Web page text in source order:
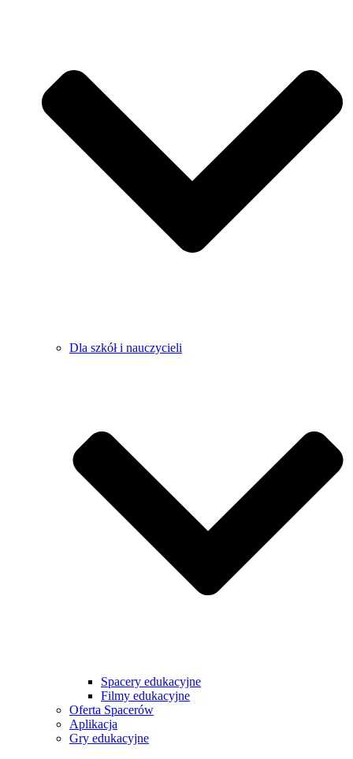
Dla szkół i nauczycieli
Spacery edukacyjne
Filmy edukacyjne
Oferta Spacerów
Aplikacja
Gry edukacyjne